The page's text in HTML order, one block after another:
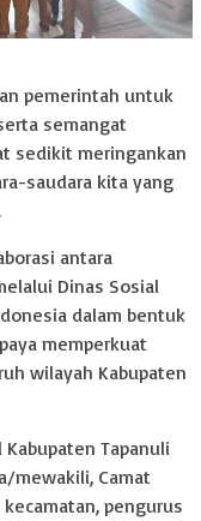
pemerintah untuk
semangat
sedikit meringankan
saudara kita yang
antara
Dinas Sosial
dalam bentuk
memperkuat
wilayah Kabupaten
Tapanuli
mewakili, Camat
pengurus